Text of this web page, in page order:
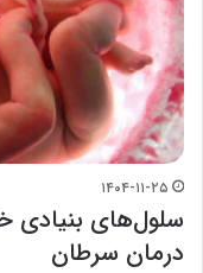
۱۴۰۴-۱۱-۲۵
سلول‌های بنیادی
درمان سرطان